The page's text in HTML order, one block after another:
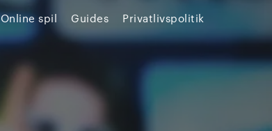
Online spil Guides Privatlivspolitik